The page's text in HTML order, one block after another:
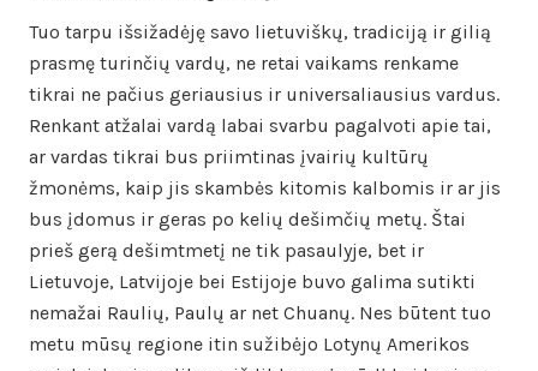
Tuo tarpu išsižadėję savo lietuviškų, tradiciją ir gilią
prasmę turinčių vardų, ne retai vaikams renkame
tikrai ne pačius geriausius ir universaliausius vardus.
Renkant atžalai vardą labai svarbu pagalvoti apie tai,
ar vardas tikrai bus priimtinas įvairių kultūrų
žmonėms, kaip jis skambės kitomis kalbomis ir ar jis
bus įdomus ir geras po kelių dešimčių metų. Štai
prieš gerą dešimtmetį ne tik pasaulyje, bet ir
Lietuvoje, Latvijoje bei Estijoje buvo galima sutikti
nemažai Raulių, Paulų ar net Chuanų. Nes būtent tuo
metu mūsų regione itin sužibėjo Lotynų Amerikos